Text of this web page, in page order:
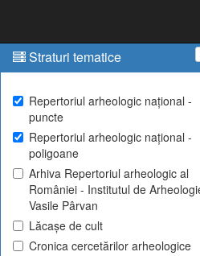
Straturi tematice
Repertoriul arheologic național -
puncte
Repertoriul arheologic național -
poligoane
Arhiva Repertoriul arheologic al
României - Institutul de
Vasile Pârvan
Lăcașe de cult
Cronica cercetărilor arheologice